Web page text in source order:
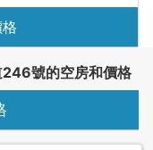
246號的空房和價格